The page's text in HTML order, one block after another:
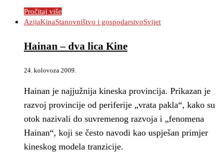
Pročitaj više
AzijaKinaStanovništvo i gospodarstvoSvijet
Hainan – dva lica Kine
24. kolovoza 2009.
Hainan je najjužnija kineska provincija. Prikazan je
razvoj provincije od periferije „vrata pakla“, kako su
otok nazivali do suvremenog razvoja i „fenomena
Hainan“, koji se često navodi kao uspješan primjer
kineskog modela tranzicije.